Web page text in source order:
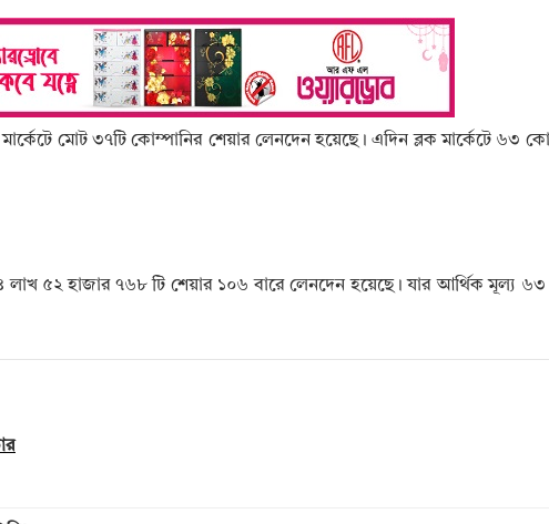
মোট ৩৭টি কোম্পানির শেয়ার লেনদেন হয়েছে। এদিন ব্লক মার্কেটে ৬৩
৫২ হাজার ৭৬৮ টি শেয়ার ১০৬ বারে লেনদেন হয়েছে। যার আর্থিক মূল্য